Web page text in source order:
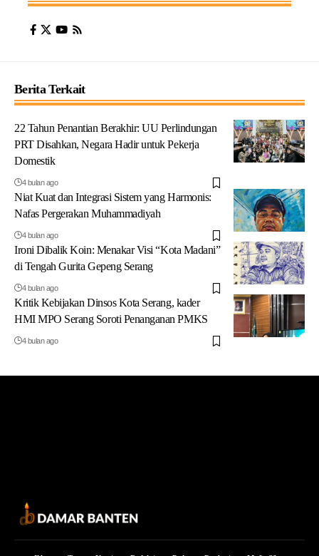
Berita Terkait
22 Tahun Penantian Berakhir: UU Perlindungan
PRT Disahkan, Negara Hadir untuk Pekerja
Domestik
4 bulan ago
Niat Kuat dan Integrasi Sistem yang Harmonis:
Nafas Pergerakan Muhammadiyah
4 bulan ago
Ironi Dibalik Koin: Menakar Visi “Kota Madani”
di Tengah Gurita Gepeng Serang
4 bulan ago
Kritik Kebijakan Dinsos Kota Serang, kader
HMI MPO Serang Soroti Penanganan PMKS
4 bulan ago